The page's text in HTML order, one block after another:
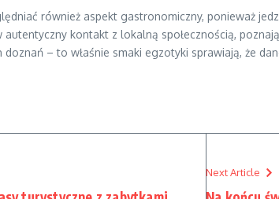
również aspekt gastronomiczny, ponieważ
kontakt z lokalną społecznością,
– to właśnie smaki egzotyki sprawiają, że
Next Article